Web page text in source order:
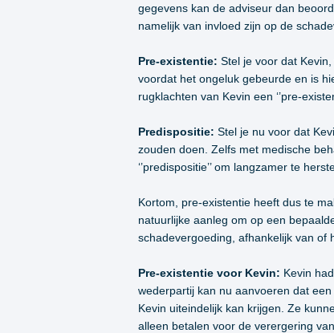
gegevens kan de adviseur dan
namelijk van invloed zijn op de
Pre-existentie: Stel je voor dat
voordat het ongeluk gebeurde en is
rugklachten van Kevin een ‘’pre-
Predispositie: Stel je nu voor dat
zouden doen. Zelfs met medische
‘’predispositie’’ om langzamer te
Kortom, pre-existentie heeft dus te
natuurlijke aanleg om op een
schadevergoeding, afhankelijk van of
Pre-existentie voor Kevin: Kevin
wederpartij kan nu aanvoeren dat
Kevin uiteindelijk kan krijgen. Ze
alleen betalen voor de verergering